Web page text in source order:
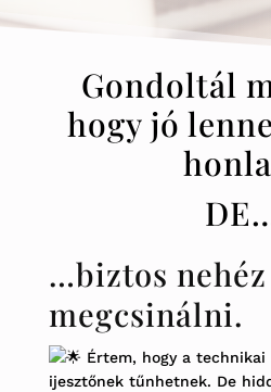
Gondoltál
hogy jó
…biztos nehéz
megcsinálni.
Értem, hogy a technikai
ijesztőnek tűnhetnek. De